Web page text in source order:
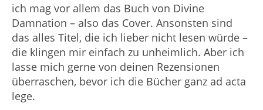
ich mag vor allem das Buch von Divine
Damnation – also das Cover. Ansonsten sind
das alles Titel, die ich lieber nicht lesen würde –
die klingen mir einfach zu unheimlich. Aber ich
lasse mich gerne von deinen Rezensionen
überraschen, bevor ich die Bücher ganz ad acta
lege.